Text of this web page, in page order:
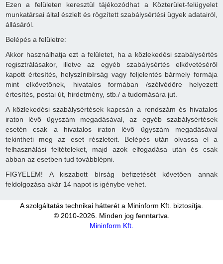
Ezen a felületen keresztül tájékozódhat a Közterület-felügyelet
munkatársai által észlelt és rögzített szabálysértési ügyek adatairól,
állásáról.
Belépés a felületre:
Akkor használhatja ezt a felületet, ha a közlekedési szabálysértés
regisztrálásakor, illetve az egyéb szabálysértés elkövetéséről
kapott értesítés, helyszínibírság vagy feljelentés bármely formája
mint elkövetőnek, hivatalos formában /szélvédőre helyezett
értesítés, postai út, hirdetmény, stb./ a tudomására jut.
A közlekedési szabálysértések kapcsán a rendszám és hivatalos
iraton lévő ügyszám megadásával, az egyéb szabálysértések
esetén csak a hivatalos iraton lévő ügyszám megadásával
tekintheti meg az eset részleteit. Belépés után olvassa el a
felhasználási feltételeket, majd azok elfogadása után és csak
abban az esetben tud továbblépni.
FIGYELEM! A kiszabott bírság befizetését követően annak
feldolgozása akár 14 napot is igénybe vehet.
A szolgáltatás technikai hátterét a Mininform Kft. biztosítja.
© 2010-2026. Minden jog fenntartva.
Mininform Kft.